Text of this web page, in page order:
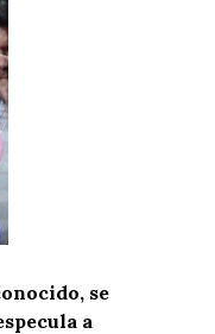
se
a